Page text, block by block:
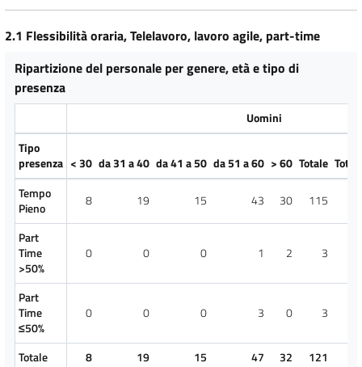
2.1 Flessibilità oraria, Telelavoro, lavoro agile, part-time
Ripartizione del personale per genere, età e tipo di
presenza
Uomini
Tipo
presenza < 30 da 31 a 40 da 41 a 50 da 51 a 60 > 60 Totale
Tempo
Pieno
8 19 15 43 30 115
Part
Time
>50%
0 0 0 1 2 3
Part
Time
≤50%
0 0 0 3 0 3
Totale 8 19 15 47 32
121